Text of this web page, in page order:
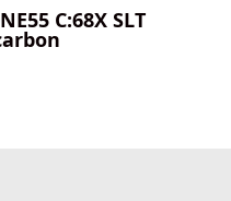
C:68X SLT